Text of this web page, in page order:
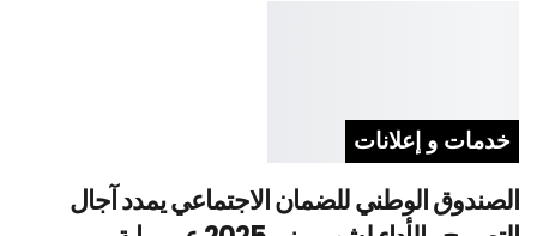
خدمات و إعلانات
الصندوق الوطني للضمان الاجتماعي يمدد آجال